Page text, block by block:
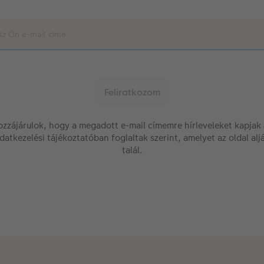
hogy a megadott e-mail címemre hírleveleket kapjak
tájékoztatóban foglaltak szerint, amelyet az oldal
talál.